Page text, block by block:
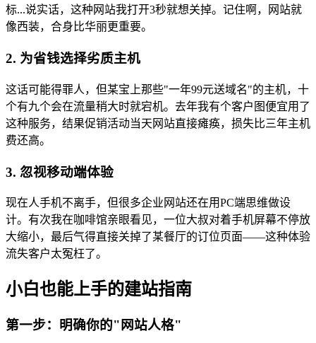
标...说实话，这种网站我打开3秒就想关掉。记住啊，网站就
像西装，合身比华丽更重要。
2. 为省钱选择劣质主机
这话可能得罪人，但某宝上那些"一年99元送域名"的主机，十
个有九个会在流量稍大时就宕机。去年我有个客户图便宜用了
这种服务，结果促销活动当天网站直接瘫痪，损失比三年主机
费还高。
3. 忽视移动端体验
现在人手机不离手，但很多企业网站还在用PC端思维做设
计。有次我在咖啡馆亲眼看见，一位大叔对着手机屏幕不停放
大缩小，最后气得直接关掉了某餐厅的订位页面——这种体验
流失客户太冤枉了。
小白也能上手的建站指南
第一步：明确你的"网站人格"